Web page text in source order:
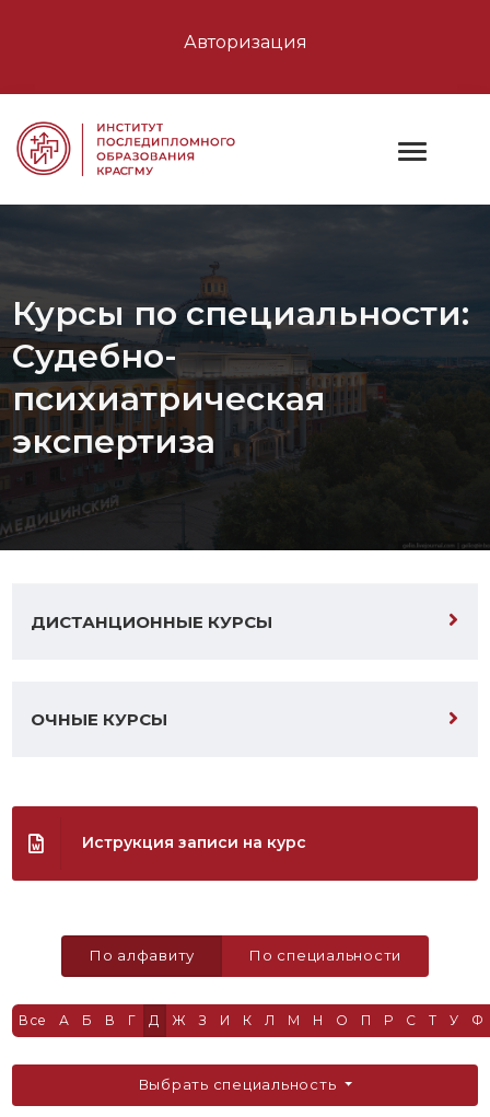
Авторизация
Курсы по специальности:
Судебно-
психиатрическая
экспертиза
ДИСТАНЦИОННЫЕ КУРСЫ
ОЧНЫЕ КУРСЫ
Иструкция записи на курс
По алфавиту По специальности
Все А Б В Г Д Ж З И К Л М Н О П Р С Т У Ф
Выбрать специальность